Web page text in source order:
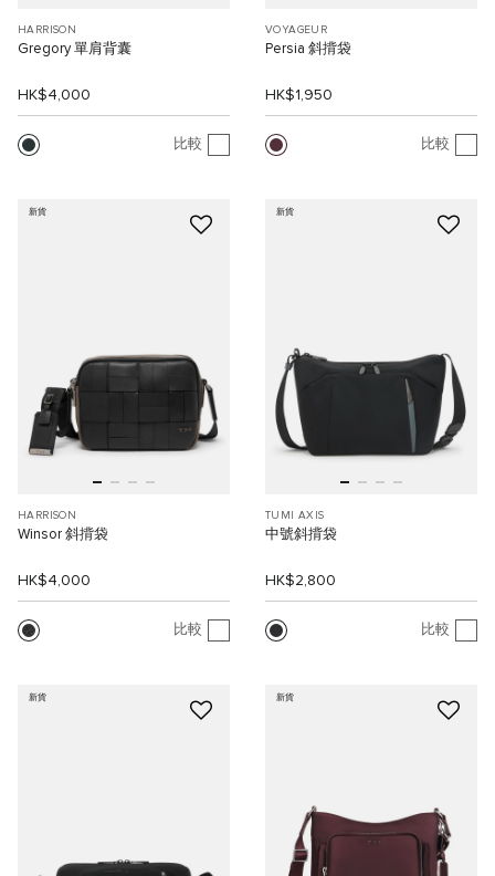
HARRISON
Gregory 單肩背囊
HK$4,000
比較
VOYAGEUR
Persia 斜揹袋
HK$1,950
比較
新貨
HARRISON
Winsor 斜揹袋
HK$4,000
比較
新貨
TUMI AXIS
中號斜揹袋
HK$2,800
比較
新貨 新貨